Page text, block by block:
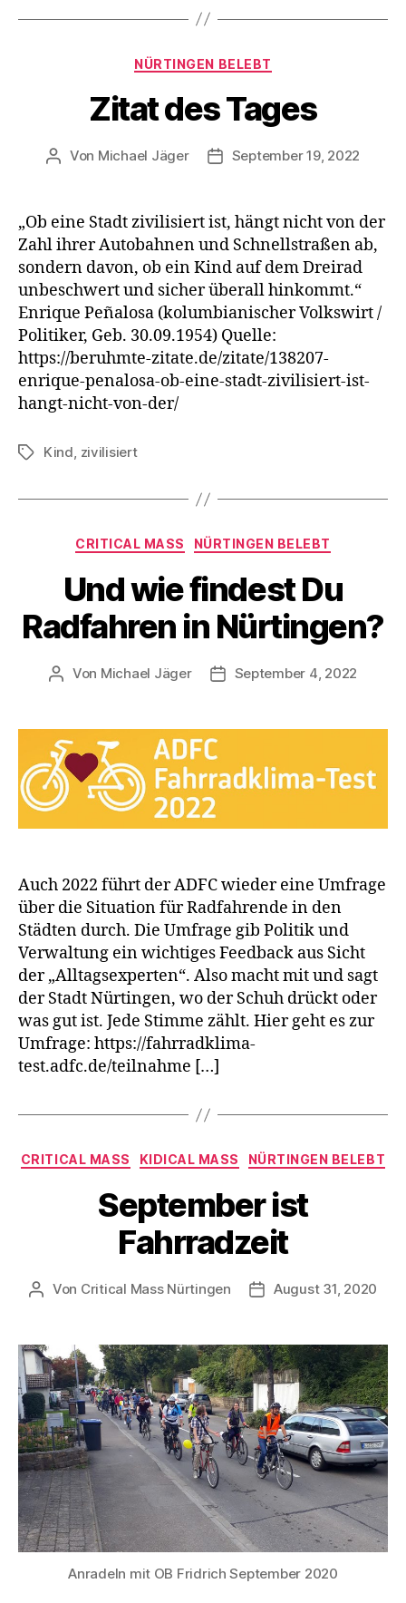
Kategorien
NÜRTINGEN BELEBT
Zitat des Tages
Beitragsautor
Von Michael Jäger Veröffentlichungsdatum
September 19, 2022
„Ob eine Stadt zivilisiert ist, hängt nicht von der
Zahl ihrer Autobahnen und Schnellstraßen ab,
sondern davon, ob ein Kind auf dem Dreirad
unbeschwert und sicher überall hinkommt.“
Enrique Peñalosa (kolumbianischer Volkswirt /
Politiker, Geb. 30.09.1954) Quelle:
https://beruhmte-zitate.de/zitate/138207-
enrique-penalosa-ob-eine-stadt-zivilisiert-ist-
hangt-nicht-von-der/
Schlagwörter
Kind, zivilisiert
Kategorien
CRITICAL MASS NÜRTINGEN BELEBT
Und wie findest Du
Radfahren in Nürtingen?
Beitragsautor
Von Michael Jäger Veröffentlichungsdatum
September 4, 2022
Auch 2022 führt der ADFC wieder eine Umfrage
über die Situation für Radfahrende in den
Städten durch. Die Umfrage gib Politik und
Verwaltung ein wichtiges Feedback aus Sicht
der „Alltagsexperten“. Also macht mit und sagt
der Stadt Nürtingen, wo der Schuh drückt oder
was gut ist. Jede Stimme zählt. Hier geht es zur
Umfrage: https://fahrradklima-
test.adfc.de/teilnahme […]
Kategorien
CRITICAL MASS KIDICAL MASS NÜRTINGEN BELEBT
September ist
Fahrradzeit
Beitragsautor
Von Critical Mass Nürtingen August 31, 2020
Anradeln mit OB Fridrich September 2020